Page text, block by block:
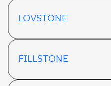
LOVSTONE
FILLSTONE